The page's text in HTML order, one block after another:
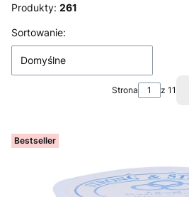
Produkty: 261
Lista produktów
Sortowanie:
Domyślne
Strona z 11
Bestseller